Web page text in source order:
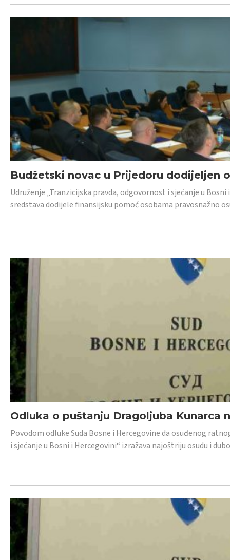
Budžetski novac u Prijedoru dodijeljen
Udruženje „Tranzicijska pravda, odgovornost i sjećanje u
sredstava dodijele finansijsku pomoć osobama pravosnažno
Odluka o puštanju Dragoljuba Kunarca
Povodom odluke Suda Bosne i Hercegovine da osuđenog
i sjećanje u Bosni i Hercegovini“ izražava najoštriju osudu i